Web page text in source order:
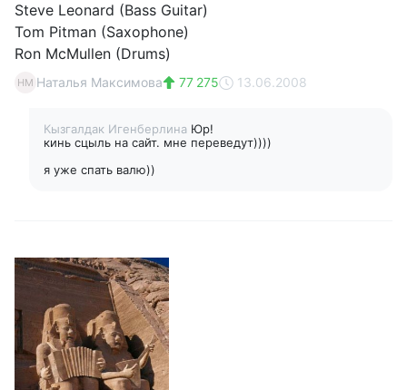
Steve Leonard (Bass Guitar)
Tom Pitman (Saxophone)
Ron McMullen (Drums)
НМ Наталья Максимова 77 275 13.06.2008
Кызгалдак Игенберлина Юр!
кинь сцыль на сайт. мне переведут))))
я уже спать валю))